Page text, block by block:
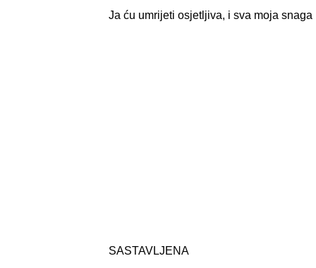
Ja ću umrijeti osjetljiva, i sva moja snaga
SASTAVLJENA